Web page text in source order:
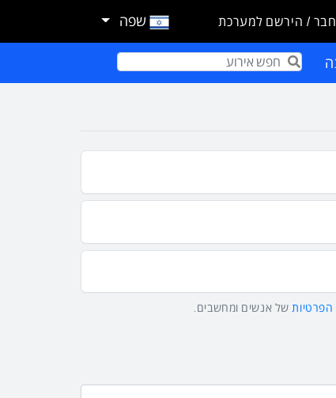
/ הירשם למערכת שפה
Term
הפרטיותשל אנשים ומחשבים.